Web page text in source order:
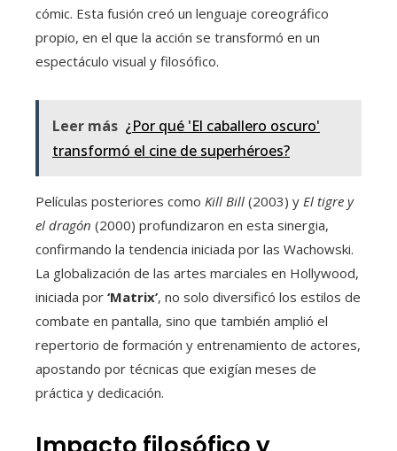
cómic. Esta fusión creó un lenguaje coreográfico
propio, en el que la acción se transformó en un
espectáculo visual y filosófico.
Leer más ¿Por qué 'El caballero oscuro'
transformó el cine de superhéroes?
Películas posteriores como Kill Bill (2003) y El tigre y
el dragón (2000) profundizaron en esta sinergia,
confirmando la tendencia iniciada por las Wachowski.
La globalización de las artes marciales en Hollywood,
iniciada por ‘Matrix’, no solo diversificó los estilos de
combate en pantalla, sino que también amplió el
repertorio de formación y entrenamiento de actores,
apostando por técnicas que exigían meses de
práctica y dedicación.